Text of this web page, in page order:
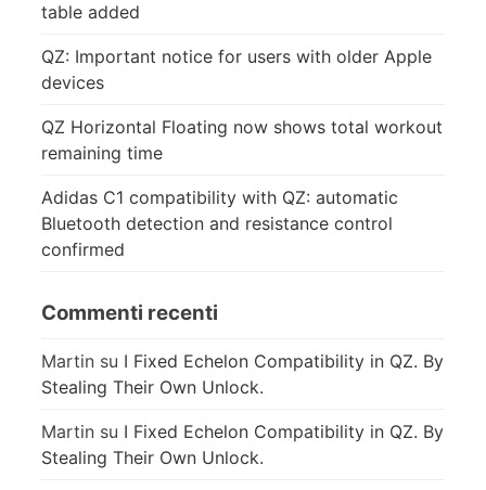
table added
QZ: Important notice for users with older Apple
devices
QZ Horizontal Floating now shows total workout
remaining time
Adidas C1 compatibility with QZ: automatic
Bluetooth detection and resistance control
confirmed
Commenti recenti
Martin su I Fixed Echelon Compatibility in QZ. By
Stealing Their Own Unlock.
Martin su I Fixed Echelon Compatibility in QZ. By
Stealing Their Own Unlock.